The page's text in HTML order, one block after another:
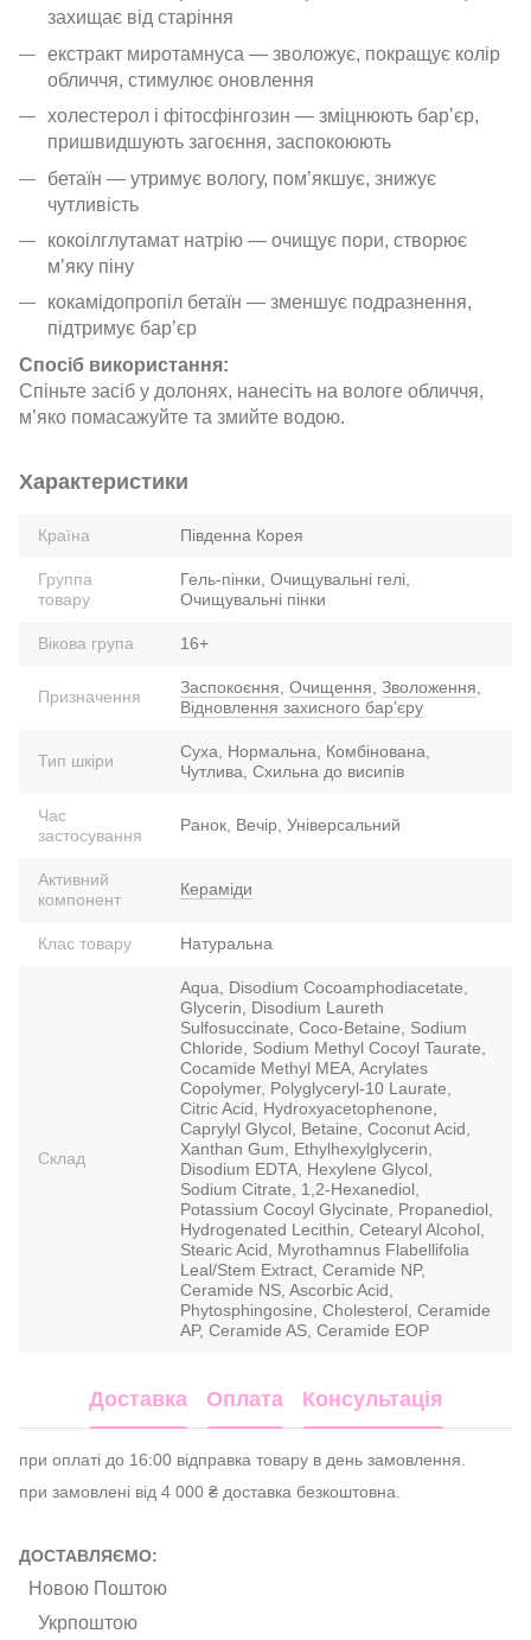
захищає від старіння
екстракт миротамнуса — зволожує, покращує колір
обличчя, стимулює оновлення
холестерол і фітосфінгозин — зміцнюють барʼєр,
пришвидшують загоєння, заспокоюють
бетаїн — утримує вологу, помʼякшує, знижує
чутливість
кокоілглутамат натрію — очищує пори, створює
м’яку піну
кокамідопропіл бетаїн — зменшує подразнення,
підтримує барʼєр
Спосіб використання:
Спіньте засіб у долонях, нанесіть на вологе обличчя,
м’яко помасажуйте та змийте водою.
Характеристики
Країна Південна Корея
Группа
товару
Гель-пінки, Очищувальні гелі,
Очищувальні пінки
Вікова група 16+
Призначення Заспокоєння Очищення Зволоження
Відновлення захисного барʼєру
Тип шкіри
Суха, Нормальна, Комбінована,
Чутлива, Схильна до висипів
Час
застосування
Ранок, Вечір, Універсальний
Активний
компонент
Кераміди
Клас товару Натуральна
Склад
Aqua, Disodium Cocoamphodiacetate,
Glycerin, Disodium Laureth
Sulfosuccinate, Coco-Betaine, Sodium
Chloride, Sodium Methyl Cocoyl Taurate,
Cocamide Methyl MEA, Acrylates
Copolymer, Polyglyceryl-10 Laurate,
Citric Acid, Hydroxyacetophenone,
Caprylyl Glycol, Betaine, Coconut Acid,
Xanthan Gum, Ethylhexylglycerin,
Disodium EDTA, Hexylene Glycol,
Sodium Citrate, 1,2-Hexanediol,
Potassium Cocoyl Glycinate, Propanediol,
Hydrogenated Lecithin, Cetearyl Alcohol,
Stearic Acid, Myrothamnus Flabellifolia
Leal/Stem Extract, Ceramide NP,
Ceramide NS, Ascorbic Acid,
Phytosphingosine, Cholesterol, Ceramide
AP, Ceramide AS, Ceramide EOP
Доставка Оплата Консультація
при оплаті до 16:00 відправка товару в день замовлення.
при замовлені від 4 000 ₴ доставка безкоштовна.
ДОСТАВЛЯЄМО:
Новою Поштою
Укрпоштою